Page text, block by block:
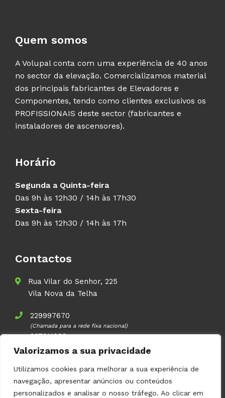
Valorizamos a sua privacidade
Utilizamos cookies para melhorar a sua experiência de
navegação, apresentar anúncios ou conteúdos
personalizados e analisar o nosso tráfego. Ao clicar em
Quem somos
A Volupal conta com uma experiência de 40 anos
no sector da elevação. Comercializamos material
dos principais fabricantes de Elevadores e
Componentes, tendo como clientes exclusivos os
PROFISSIONAIS deste sector (fabricantes e
instaladores de ascensores).
Horário
Segunda a Quinta-feira
Das 9h às 12h30 / 14h às 17h30
Sexta-feira
Das 9h às 12h30 / 14h às 17h
Contactos
Rua Vilar do Senhor, 225
Vila Nova da Telha
229997670
(Chamada para a rede fixa nacional)
937911083
(Chamada para a rede móvel nacional)
geral@volupal.pt